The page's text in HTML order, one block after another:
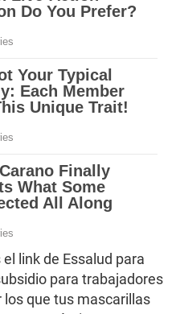
link de Essalud para
para trabajadores
que tus mascarillas